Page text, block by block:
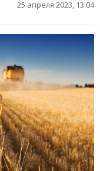
25 апреля 2023, 13:04